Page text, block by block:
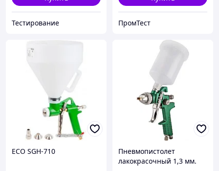
Тестирование ПромТест
ECO SGH-710
Пневмопистолет
лакокрасочный 1,3 мм.